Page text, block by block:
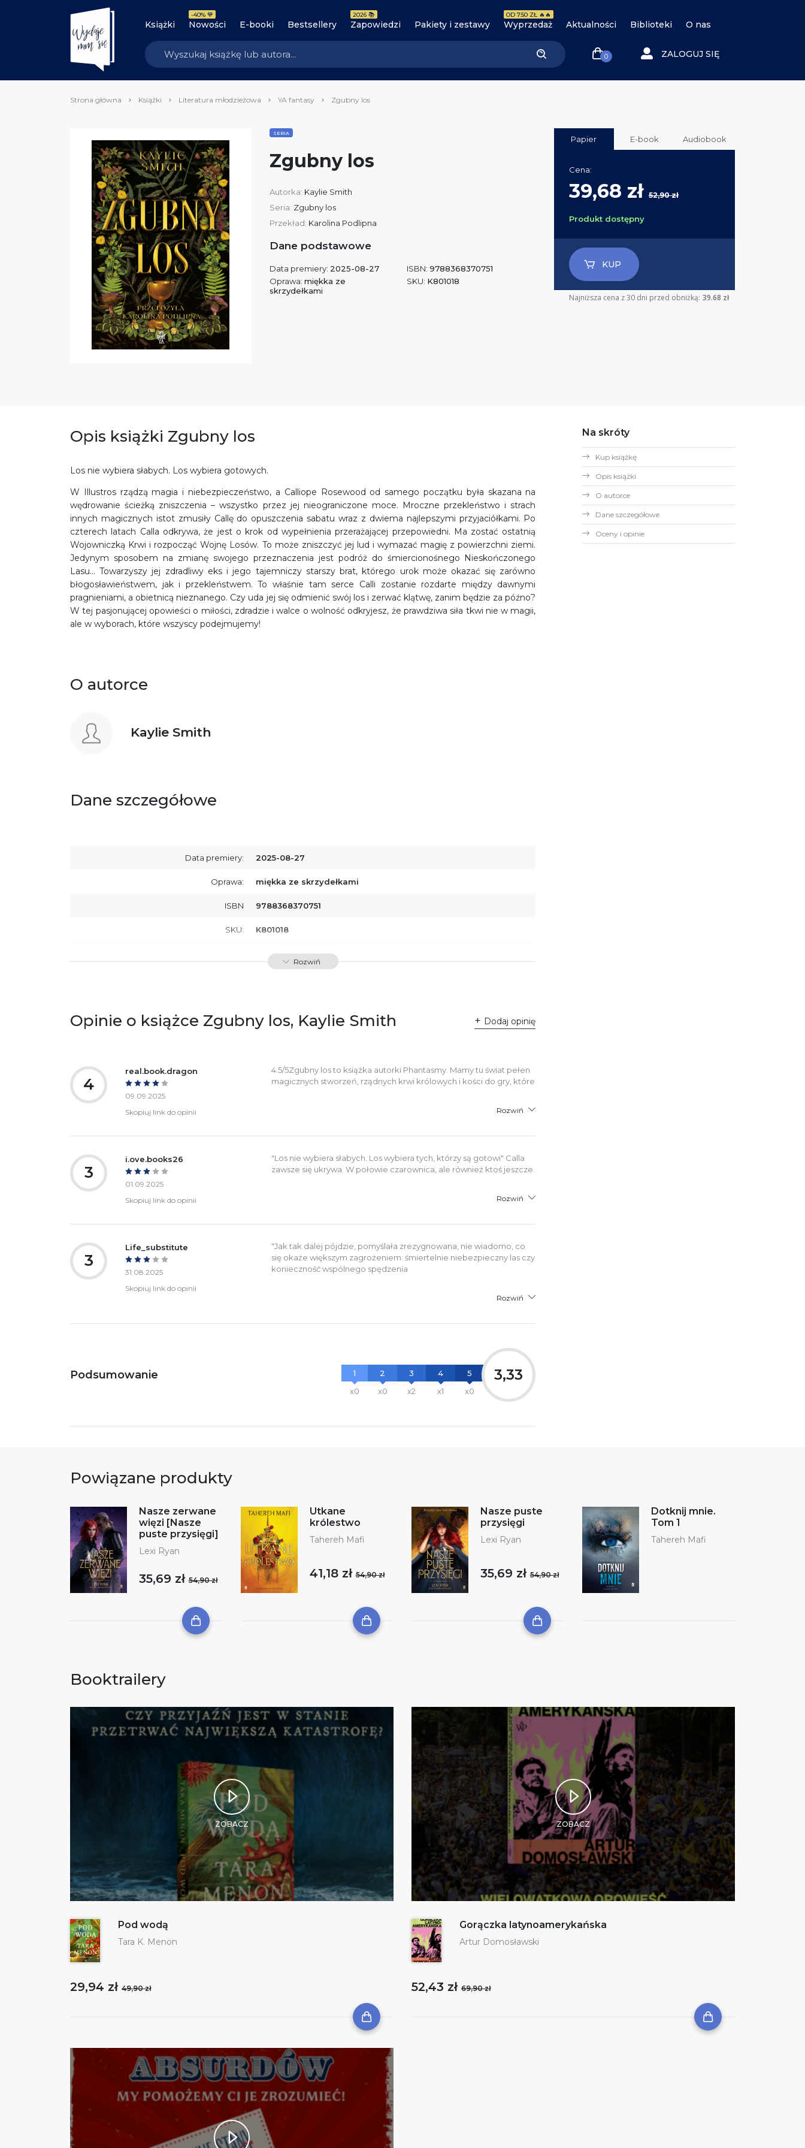
Książki Nowości
-40% 💙
E-booki Bestsellery Zapowiedzi
2026 📚
Pakiety i zestawy Wyprzedaż
OD 7.50 ZŁ 🔥🔥
Aktualności Biblioteki O nas
0 ZALOGUJ SIĘ
Strona główna Książki Literatura młodzieżowa YA fantasy Zgubny los
SERIA
Zgubny los
Autorka: Kaylie Smith
Seria: Zgubny los
Przekład: Karolina Podlipna
Dane podstawowe
Data premiery: 2025-08-27
Oprawa: miękka ze
skrzydełkami
ISBN: 9788368370751
SKU: K801018
Papier E-book Audiobook
Cena:
39,68 zł52,90 zł
Produkt dostępny
KUP
Najniższa cena z 30 dni przed obniżką: 39.68 zł
Opis książki Zgubny los
Los nie wybiera słabych. Los wybiera gotowych.
W Illustros rządzą magia i niebezpieczeństwo, a Calliope Rosewood od samego początku była skazana na
wędrowanie ścieżką zniszczenia – wszystko przez jej nieograniczone moce. Mroczne przekleństwo i strach
innych magicznych istot zmusiły Callę do opuszczenia sabatu wraz z dwiema najlepszymi przyjaciółkami. Po
czterech latach Calla odkrywa, że jest o krok od wypełnienia przerażającej przepowiedni. Ma zostać ostatnią
Wojowniczką Krwi i rozpocząć Wojnę Losów. To może zniszczyć jej lud i wymazać magię z powierzchni ziemi.
Jedynym sposobem na zmianę swojego przeznaczenia jest podróż do śmiercionośnego Nieskończonego
Lasu… Towarzyszy jej zdradliwy eks i jego tajemniczy starszy brat, którego urok może okazać się zarówno
błogosławieństwem, jak i przekleństwem. To właśnie tam serce Calli zostanie rozdarte między dawnymi
pragnieniami, a obietnicą nieznanego. Czy uda jej się odmienić swój los i zerwać klątwę, zanim będzie za późno?
W tej pasjonującej opowieści o miłości, zdradzie i walce o wolność odkryjesz, że prawdziwa siła tkwi nie w magii,
ale w wyborach, które wszyscy podejmujemy!
O autorce
Kaylie Smith
Dane szczegółowe
Data premiery: 2025-08-27
Oprawa: miękka ze skrzydełkami
ISBN 9788368370751
SKU: K801018
zgodność produktu z przepisami:
Wydawnictwo Poznańskie Sp. z o.o.
ul. Fredry 8
Ostrzeżenia oraz informacje dotyczące
Załącznik PDF
Rozwiń
Opinie o książce Zgubny los, Kaylie Smith Dodaj opinię
4
real.book.dragon
09.09.2025
Skopiuj link do opinii
4.5/5Zgubny los to książka autorki Phantasmy. Mamy tu świat pełen
magicznych stworzeń, rządnych krwi królowych i kości do gry, które
Rozwiń
3
i.ove.books26
01.09.2025
Skopiuj link do opinii
"Los nie wybiera słabych. Los wybiera tych, którzy są gotowi" Calla
zawsze się ukrywa. W połowie czarownica, ale również ktoś jeszcze.
Rozwiń
3
Life_substitute
31.08.2025
Skopiuj link do opinii
"Jak tak dalej pójdzie, pomyślała zrezygnowana, nie wiadomo, co
się okaże większym zagrożeniem: śmiertelnie niebezpieczny las czy
konieczność wspólnego spędzenia
Rozwiń
Podsumowanie
1
x0
2
x0
3
x2
4
x1
5
x0
3,33
Na skróty
Kup książkę
Opis książki
O autorce
Dane szczegółowe
Oceny i opinie
Powiązane produkty
Nasze zerwane
więzi [Nasze
puste przysięgi]
Lexi Ryan
35,69 zł54,90 zł
Utkane
królestwo
Tahereh Mafi
41,18 zł54,90 zł
Nasze puste
przysięgi
Lexi Ryan
35,69 zł54,90 zł
Dotknij mnie.
Tom 1
Tahereh Mafi
Booktrailery
ZOBACZ
Pod wodą
Tara K. Menon
29,94 zł 49,90 zł
ZOBACZ
Gorączka latynoamerykańska
Artur Domosławski
52,43 zł 69,90 zł